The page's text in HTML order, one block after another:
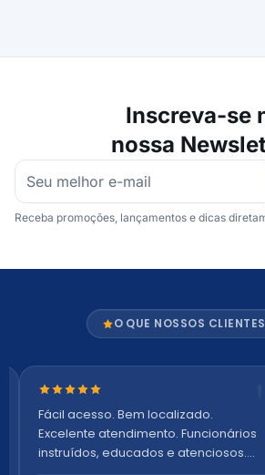
Inscreva-se
nossa
Receba promoções, lançamentos e dicas
O QUE NOSSOS
Nota 5 de 5 estrelas
Fácil acesso. Bem localizado.
Excelente atendimento. Funcionários
instruídos, educados e atenciosos.